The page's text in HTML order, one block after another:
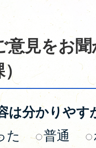
意見をお
は分かりやす
た
普通